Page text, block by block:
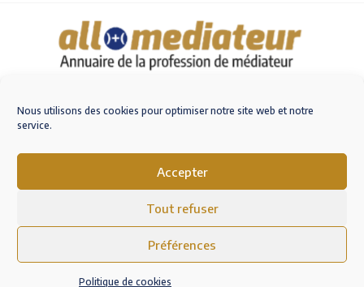
Nous utilisons des cookies pour optimiser notre site web et notre
service.
Accepter
Tout refuser
Préférences
Politique de cookies
M'inscrire sur AlloMediateur
Mentions légales – RGPD
Conditions Générales d’Utilisation
Politique de cookies (EU)